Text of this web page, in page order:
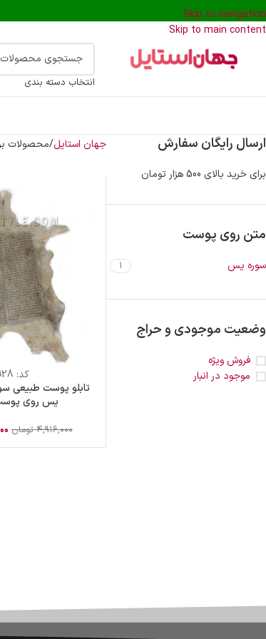
Skip to navigation
Skip to main content
انتخاب دسته بندی
ارسال رایگان سفارش
برای خرید بالای 500 هزار تومان
متن روی پوست
سوره یس 1
وضعیت موجودی و حراج
فروش ویژه
موجود در انبار
جهان استایل محصولات
کد:
تابلو پوست طبیعی
یس روی
۴,۹۱۶,۰۰۰ تومان